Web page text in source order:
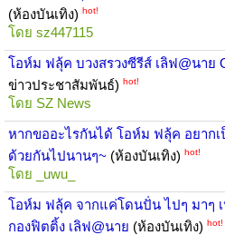
(ห้องบันเทิง) hot!
โดย sz447115
โอห์ม ฟลุ้ค บวงสรวงซีรีส์ เลิฟ@นาย
ข่าวประชาสัมพันธ์) hot!
โดย SZ News
หากขออะไรกันได้ โอห์ม ฟลุ้ค อยาก
ด้วยกันไปนานๆ~ (ห้องบันเทิง) hot!
โดย _uwu_
โอห์ม ฟลุ้ค จากแค่โดนปั่น ไปๆ มาๆ
กองฟิตติ้ง เลิฟ@นาย (ห้องบันเทิง) hot!